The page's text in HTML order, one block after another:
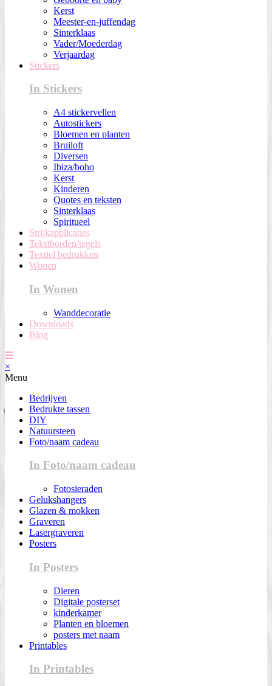
Kerst
Meester-en-juffendag
Sinterklaas
Vader/Moederdag
Verjaardag
Stickers
In Stickers
A4 stickervellen
Autostickers
Bloemen en planten
Bruiloft
Diversen
Ibiza/boho
Kerst
Kinderen
Quotes en teksten
Sinterklaas
Spiritueel
Strijkapplicaties
Tekstborden/tegels
Textiel bedrukken
Wonen
In Wonen
Wanddecoratie
Downloads
Blog
×
Menu
Bedrijven
Bedrukte tassen
DIY
Natuursteen
Foto/naam cadeau
In Foto/naam cadeau
Fotosieraden
Gelukshangers
Glazen & mokken
Graveren
Lasergraveren
Posters
In Posters
Dieren
Digitale posterset
kinderkamer
Planten en bloemen
posters met naam
Printables
In Printables